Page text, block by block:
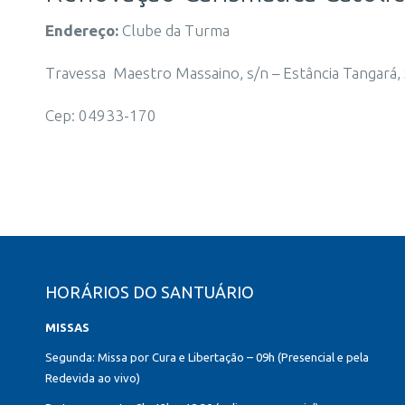
Endereço: Clube da Turma
Travessa Maestro Massaino, s/n – Estância Tangará,
Cep: 04933-170
HORÁRIOS DO SANTUÁRIO
MISSAS
Segunda: Missa por Cura e Libertação – 09h (Presencial e pela
Redevida ao vivo)